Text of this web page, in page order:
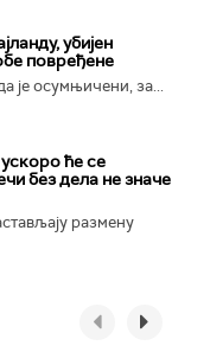
убијен
повређене
је осумњичени, за...
ће се
без дела не значе
размену